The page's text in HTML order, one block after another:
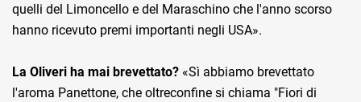
quelli del Limoncello e del Maraschino che l'anno scorso
hanno ricevuto premi importanti negli USA».
La Oliveri ha mai brevettato? «Sì abbiamo brevettato
l'aroma Panettone, che oltreconfine si chiama "Fiori di